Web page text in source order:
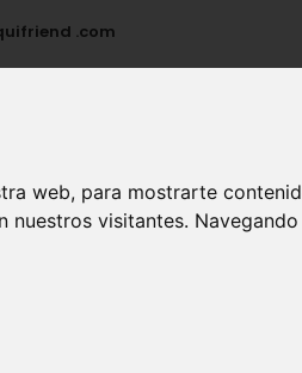
web, para mostrarte
visitantes.
.com